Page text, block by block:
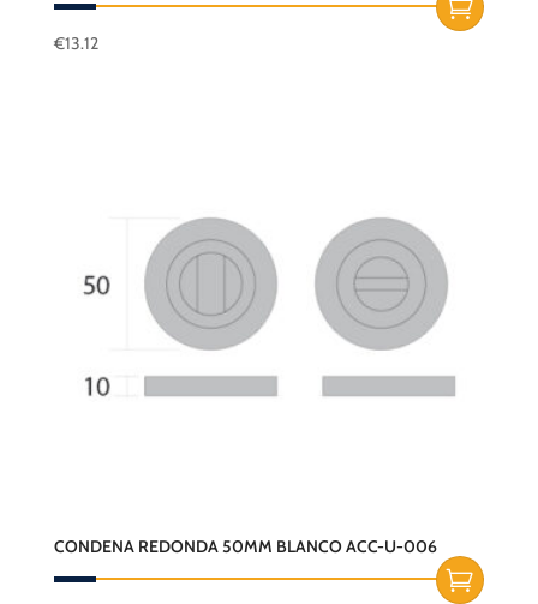
€13.12
CONDENA REDONDA 50MM BLANCO ACC-U-006